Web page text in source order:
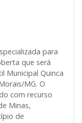
para
que será
Municipal Quinca
MG. O
com recurso
Minas,
de